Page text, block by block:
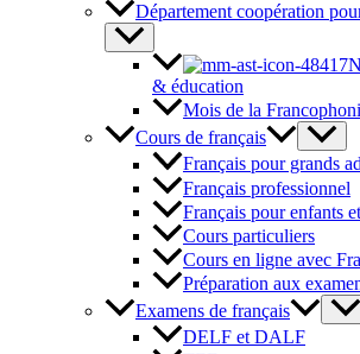
Département coopération
& éducation
Mois de la
Cours de français
Français pour grands
Français professionnel
Français pour enfants
Cours particuliers
Cours en ligne avec
Préparation aux
Examens de français
DELF et DALF